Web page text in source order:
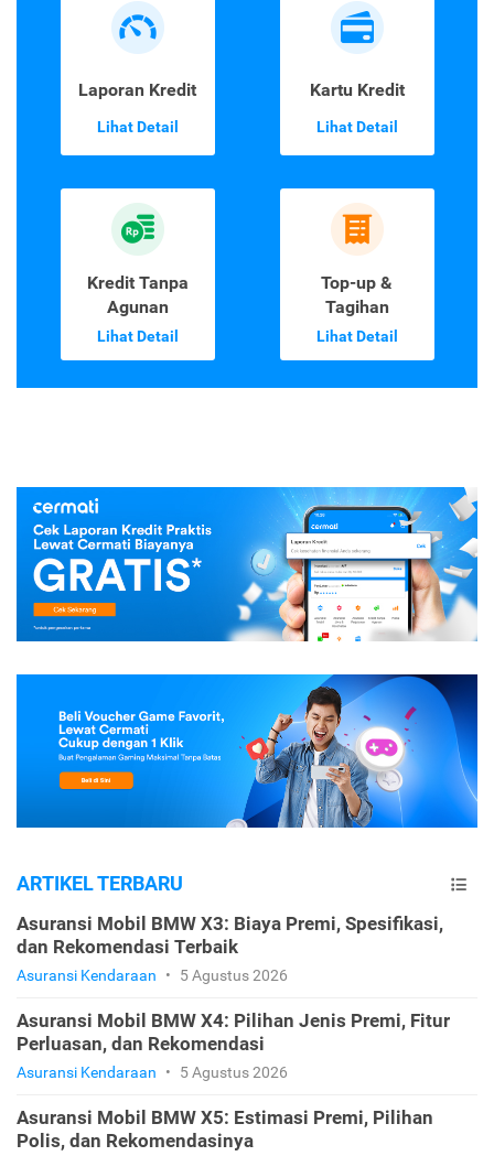
Laporan Kredit
Lihat Detail
Kartu Kredit
Lihat Detail
Kredit Tanpa
Agunan
Lihat Detail
Top-up &
Tagihan
Lihat Detail
ARTIKEL TERBARU
Asuransi Mobil BMW X3: Biaya Premi, Spesifikasi,
dan Rekomendasi Terbaik
Asuransi Kendaraan • 5 Agustus 2026
Asuransi Mobil BMW X4: Pilihan Jenis Premi, Fitur
Perluasan, dan Rekomendasi
Asuransi Kendaraan • 5 Agustus 2026
Asuransi Mobil BMW X5: Estimasi Premi, Pilihan
Polis, dan Rekomendasinya